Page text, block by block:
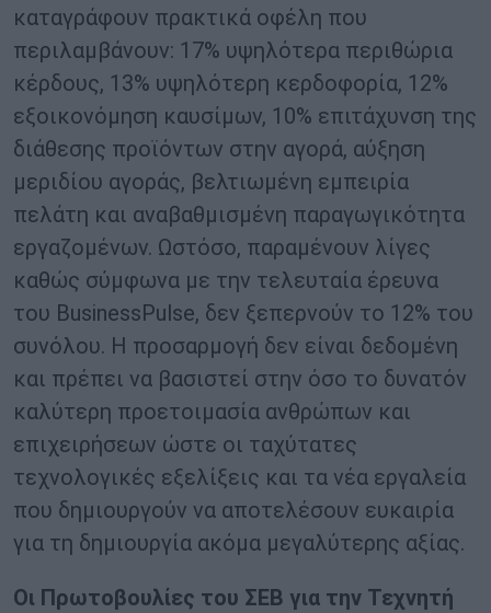
καταγράφουν πρακτικά οφέλη που
περιλαμβάνουν: 17% υψηλότερα περιθώρια
κέρδους, 13% υψηλότερη κερδοφορία, 12%
εξοικονόμηση καυσίμων, 10% επιτάχυνση της
διάθεσης προϊόντων στην αγορά, αύξηση
μεριδίου αγοράς, βελτιωμένη εμπειρία
πελάτη και αναβαθμισμένη παραγωγικότητα
εργαζομένων. Ωστόσο, παραμένουν λίγες
καθώς σύμφωνα με την τελευταία έρευνα
του BusinessPulse, δεν ξεπερνούν το 12% του
συνόλου. Η προσαρμογή δεν είναι δεδομένη
και πρέπει να βασιστεί στην όσο το δυνατόν
καλύτερη προετοιμασία ανθρώπων και
επιχειρήσεων ώστε οι ταχύτατες
τεχνολογικές εξελίξεις και τα νέα εργαλεία
που δημιουργούν να αποτελέσουν ευκαιρία
για τη δημιουργία ακόμα μεγαλύτερης αξίας.
Οι Πρωτοβουλίες του ΣΕΒ για την Τεχνητή